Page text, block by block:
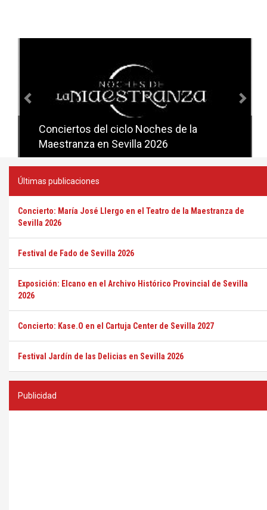
Conciertos del ciclo Noches de la
Maestranza en Sevilla 2026
Conciertos del ciclo Candlelight en
Sevilla
Últimas publicaciones
Concierto: María José Llergo en el Teatro de la Maestranza de
Sevilla 2026
Festival de Fado de Sevilla 2026
Exposición: Elcano en el Archivo Histórico Provincial de Sevilla
2026
Concierto: Kase.O en el Cartuja Center de Sevilla 2027
Festival Jardín de las Delicias en Sevilla 2026
Publicidad